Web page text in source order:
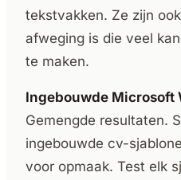
tekstvakken. Ze zijn
afweging is die veel
te maken.
Ingebouwde Microsoft
Gemengde resultaten.
ingebouwde cv-
voor opmaak. Test elk